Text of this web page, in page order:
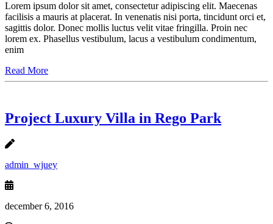
Lorem ipsum dolor sit amet, consectetur adipiscing elit. Maecenas
facilisis a mauris at placerat. In venenatis nisi porta, tincidunt orci et,
sagittis dolor. Donec mollis luctus velit vitae fringilla. Proin nec
lorem ex. Phasellus vestibulum, lacus a vestibulum condimentum,
enim
Read More
Project Luxury Villa in Rego Park
admin_wjuey
december 6, 2016